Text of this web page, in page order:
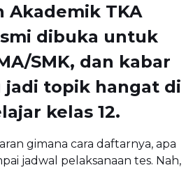
Akademik TKA
dibuka untuk
SMK, dan kabar
jadi topik hangat di
kelas 12.
gimana cara daftarnya, apa
jadwal pelaksanaan tes. Nah,